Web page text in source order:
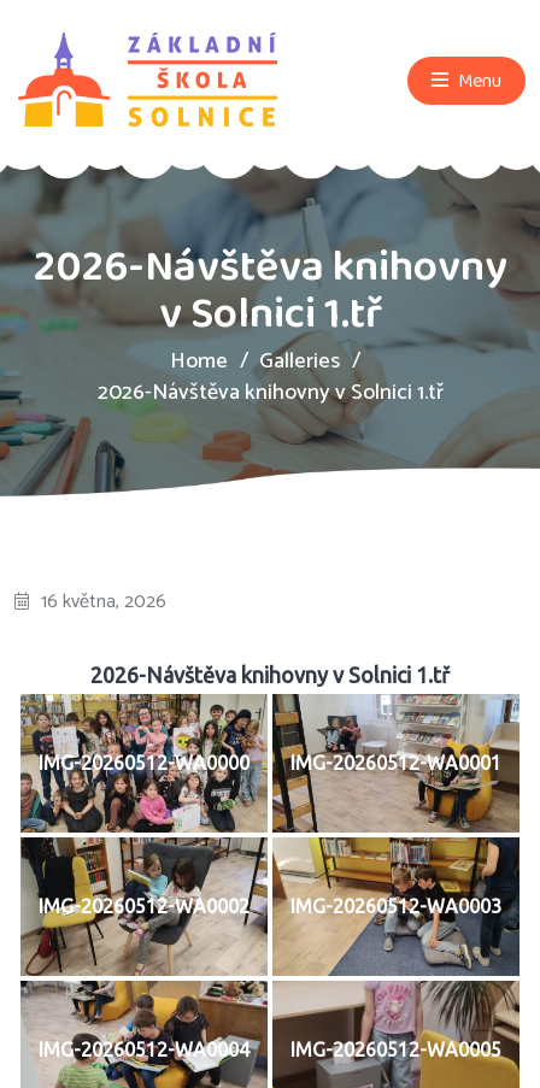
Menu
2026-Návštěva knihovny
v Solnici 1.tř
Home
Galleries
2026-Návštěva knihovny v Solnici 1.tř
16 května, 2026
2026-Návštěva knihovny v Solnici 1.tř
IMG-20260512-WA0000 IMG-20260512-WA0001
IMG-20260512-WA0002 IMG-20260512-WA0003
IMG-20260512-WA0004 IMG-20260512-WA0005